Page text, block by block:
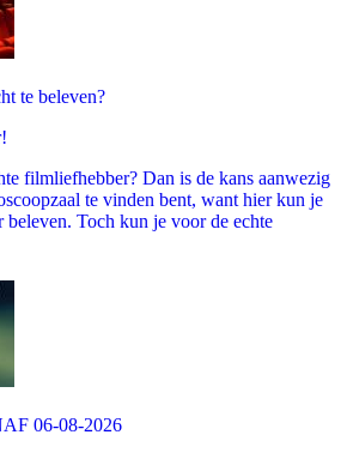
te beleven?
filmliefhebber? Dan is de kans aanwezig
te vinden bent, want hier kun je
beleven. Toch kun je voor de echte
06-08-2026